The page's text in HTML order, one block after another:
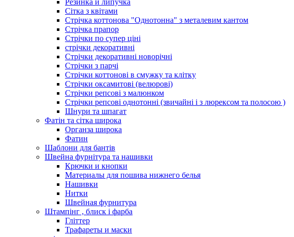
Резинка и липучка
Сітка з квітами
Стрічка коттонова "Однотонна" з металевим кантом
Стрічка прапор
Стрічки по супер ціні
стрічки декоративні
Стрічки декоративні новорічні
Стрічки з парчі
Стрічки коттонові в смужку та клітку
Стрічки оксамитові (велюрові)
Стрічки репсові з малюнком
Стрічки репсові однотонні (звичайні і з люрексом та полосою )
Шнури та шпагат
Фатін та сітка широка
Органза широка
Фатин
Шаблони для бантів
Швейна фурнітура та нашивки
Крючки и кнопки
Материалы для пошива нижнего белья
Нашивки
Нитки
Швейная фурнитура
Штампінг , блиск і фарба
Гліттер
Трафареты и маски